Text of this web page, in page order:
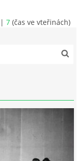
| 7 (čas ve vteřinách)